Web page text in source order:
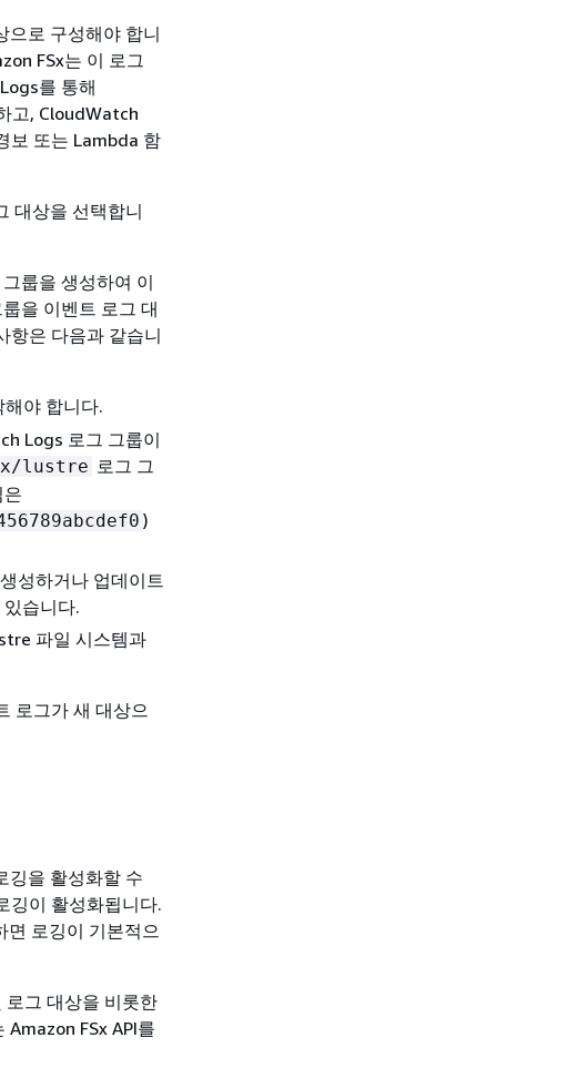
로 구성해야 합니
FSx는 이 로그
를 통해
고, CloudWatch
보 또는 Lambda 함
대상을 선택합니
룹을 생성하여 이
을 이벤트 로그 대
항은 다음과 같습니
야 합니다.
Logs 로그 그룹이
lustre 로그 그
)
성하거나 업데이트
습니다.
파일 시스템과
로그가 새 대상으
깅을 활성화할 수
깅이 활성화됩니다.
면 로깅이 기본적으
로그 대상을 비롯한
FSx API를